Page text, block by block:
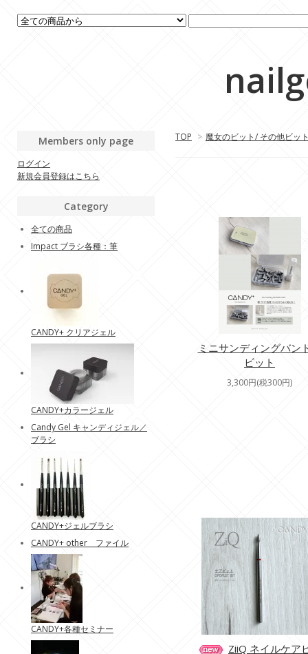
TOP > 魔女のビット/ その他ビッ
ミニサンディングバン
ビット
3,300円(税300円)
ZiiQ ネイルケア
Members only page
ログイン
新規会員登録はこちら
Category
全ての商品
Impact ブラシ各種：筆
CANDY+ クリアジェル
CANDY+カラージェル
Candy Gel キャンディジェル／
ブラシ
CANDY+ジェルブラシ
CANDY+ other ファイル
CANDY+各種セミナー